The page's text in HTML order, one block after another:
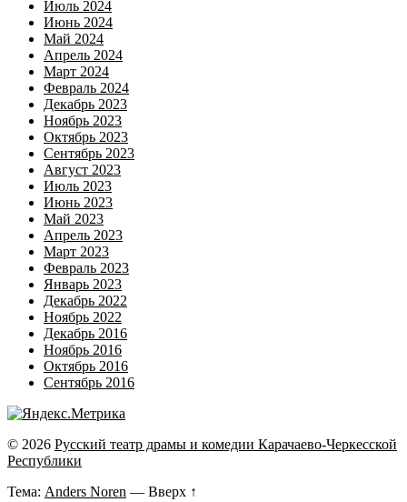
Июль 2024
Июнь 2024
Май 2024
Апрель 2024
Март 2024
Февраль 2024
Декабрь 2023
Ноябрь 2023
Октябрь 2023
Сентябрь 2023
Август 2023
Июль 2023
Июнь 2023
Май 2023
Апрель 2023
Март 2023
Февраль 2023
Январь 2023
Декабрь 2022
Ноябрь 2022
Декабрь 2016
Ноябрь 2016
Октябрь 2016
Сентябрь 2016
© 2026 Русский театр драмы и комедии Карачаево-Черкесской
Республики
Тема: Anders Noren — Вверх ↑